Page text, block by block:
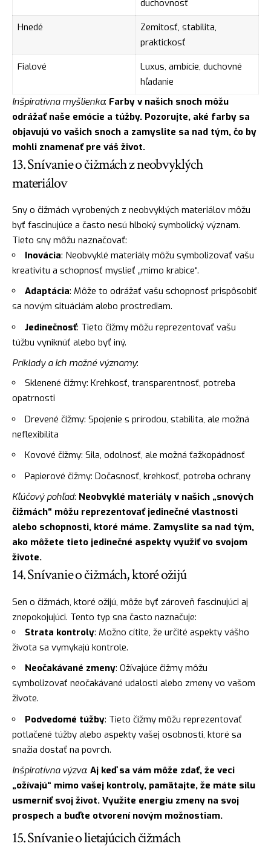
duchovnosť
Hnedé
Zemitosť, stabilita,
praktickosť
Fialové
Luxus, ambície, duchovné
hľadanie
Inšpiratívna myšlienka: Farby v našich snoch môžu
odrážať naše emócie a túžby. Pozorujte, aké farby sa
objavujú vo vašich snoch a zamyslite sa nad tým, čo by
mohli znamenať pre váš život.
13. Snívanie o čižmách z neobvyklých
materiálov
Sny o čižmách vyrobených z neobvyklých materiálov môžu
byť fascinujúce a často nesú hlboký symbolický význam.
Tieto sny môžu naznačovať:
Inovácia: Neobvyklé materiály môžu symbolizovať vašu
kreativitu a schopnosť myslieť „mimo krabice“.
Adaptácia: Môže to odrážať vašu schopnosť prispôsobiť
sa novým situáciám alebo prostrediam.
Jedinečnosť: Tieto čižmy môžu reprezentovať vašu
túžbu vyniknúť alebo byť iný.
Príklady a ich možné významy:
Sklenené čižmy: Krehkosť, transparentnosť, potreba
opatrnosti
Drevené čižmy: Spojenie s prírodou, stabilita, ale možná
neflexibilita
Kovové čižmy: Sila, odolnosť, ale možná ťažkopádnosť
Papierové čižmy: Dočasnosť, krehkosť, potreba ochrany
Kľúčový pohľad: Neobvyklé materiály v našich „snových
čižmách“ môžu reprezentovať jedinečné vlastnosti
alebo schopnosti, ktoré máme. Zamyslite sa nad tým,
ako môžete tieto jedinečné aspekty využiť vo svojom
živote.
14. Snívanie o čižmách, ktoré ožijú
Sen o čižmách, ktoré ožijú, môže byť zároveň fascinujúci aj
znepokojujúci. Tento typ sna často naznačuje:
Strata kontroly: Možno cítite, že určité aspekty vášho
života sa vymykajú kontrole.
Neočakávané zmeny: Ožívajúce čižmy môžu
symbolizovať neočakávané udalosti alebo zmeny vo vašom
živote.
Podvedomé túžby: Tieto čižmy môžu reprezentovať
potlačené túžby alebo aspekty vašej osobnosti, ktoré sa
snažia dostať na povrch.
Inšpiratívna výzva: Aj keď sa vám môže zdať, že veci
„ožívajú“ mimo vašej kontroly, pamätajte, že máte silu
usmerniť svoj život. Využite energiu zmeny na svoj
prospech a buďte otvorení novým možnostiam.
15. Snívanie o lietajúcich čižmách